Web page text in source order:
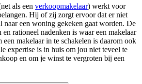
als een verkoopmakelaar) werkt voor
Hij of zij zorgt ervoor dat er niet
naar een woning gekeken gaat worden. De
en rationeel nadenken is waar een makelaar
een makelaar in te schakelen is daarom ook
expertise is in huis om jou niet teveel te
en om je winst te vergroten bij een